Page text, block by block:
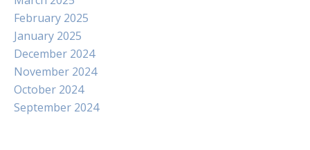
February 2025
January 2025
December 2024
November 2024
October 2024
September 2024